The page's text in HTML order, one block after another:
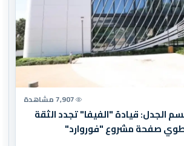
7,907 مشاهدة
الجدل: قيادة "الفيفا" تجدد الثقة
صفحة مشروع "فوروارد"